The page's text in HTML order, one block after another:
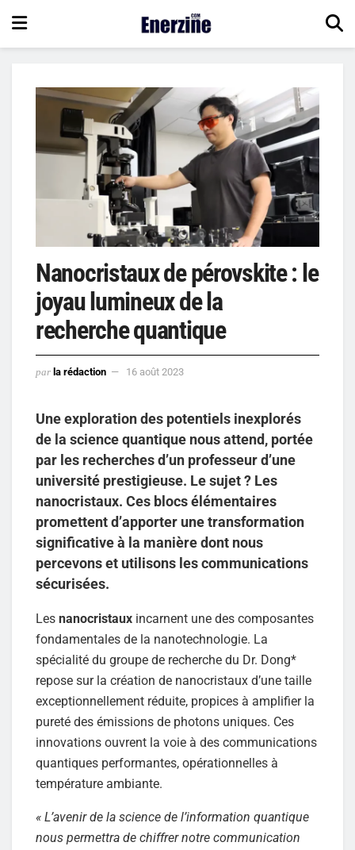
Nanocristaux de pérovskite : le
joyau lumineux de la
recherche quantique
par la rédaction 16 août 2023
Une exploration des potentiels inexplorés
de la science quantique nous attend, portée
par les recherches d’un professeur d’une
université prestigieuse. Le sujet ? Les
nanocristaux. Ces blocs élémentaires
promettent d’apporter une transformation
significative à la manière dont nous
percevons et utilisons les communications
sécurisées.
Les nanocristaux incarnent une des composantes
fondamentales de la nanotechnologie. La
spécialité du groupe de recherche du Dr. Dong*
repose sur la création de nanocristaux d’une taille
exceptionnellement réduite, propices à amplifier la
pureté des émissions de photons uniques. Ces
innovations ouvrent la voie à des communications
quantiques performantes, opérationnelles à
température ambiante.
« L’avenir de la science de l’information quantique
nous permettra de chiffrer notre communication